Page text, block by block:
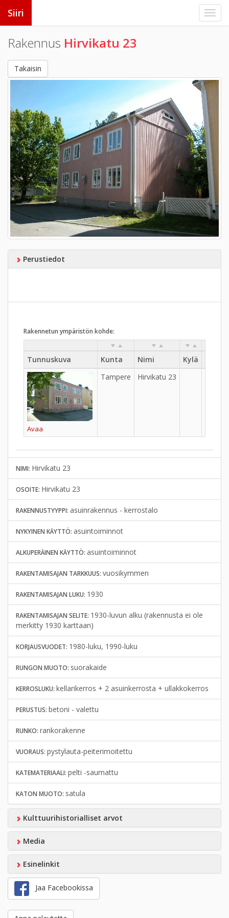
Siiri
Rakennus Hirvikatu 23
Takaisin
Perustiedot
Rakennetun ympäristön kohde:
Tunnuskuva Kunta Nimi Kylä
Avaa
Tampere Hirvikatu 23
NIMI: Hirvikatu 23
OSOITE: Hirvikatu 23
RAKENNUSTYYPPI: asuinrakennus - kerrostalo
NYKYINEN KÄYTTÖ: asuintoiminnot
ALKUPERÄINEN KÄYTTÖ: asuintoiminnot
RAKENTAMISAJAN TARKKUUS: vuosikymmen
RAKENTAMISAJAN LUKU: 1930
RAKENTAMISAJAN SELITE: 1930-luvun alku (rakennusta ei ole
merkitty 1930 karttaan)
KORJAUSVUODET: 1980-luku, 1990-luku
RUNGON MUOTO: suorakaide
KERROSLUKU: kellarikerros + 2 asuinkerrosta + ullakkokerros
PERUSTUS: betoni - valettu
RUNKO: rankorakenne
VUORAUS: pystylauta-peiterimoitettu
KATEMATERIAALI: pelti -saumattu
KATON MUOTO: satula
Kulttuurihistorialliset arvot
Media
Esinelinkit
Jaa Facebookissa